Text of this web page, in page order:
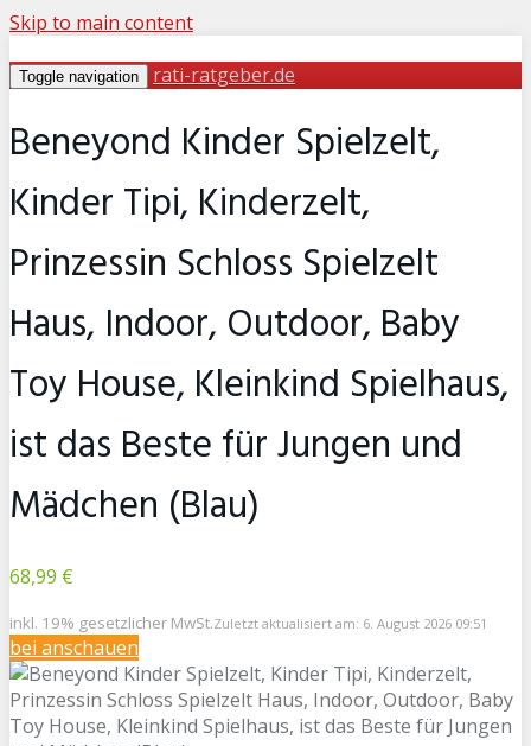
Skip to main content
Toggle navigation rati-ratgeber.de
Beneyond Kinder Spielzelt,
Kinder Tipi, Kinderzelt,
Prinzessin Schloss Spielzelt
Haus, Indoor, Outdoor, Baby
Toy House, Kleinkind Spielhaus,
ist das Beste für Jungen und
Mädchen (Blau)
68,99 €
inkl. 19% gesetzlicher MwSt.Zuletzt aktualisiert am: 6. August 2026 09:51
bei anschauen